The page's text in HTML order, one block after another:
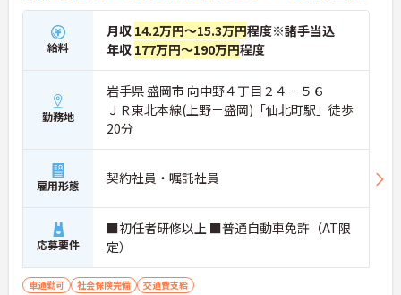
給料
月収 14.2万円～15.3万円程度※諸手当込
年収 177万円～190万円程度
勤務地
岩手県 盛岡市 向中野４丁目２４－５６
ＪＲ東北本線(上野－盛岡)「仙北町駅」徒歩
20分
雇用形態 契約社員・嘱託社員
応募要件
■初任者研修以上 ■普通自動車免許（AT限
定）
車通勤可 社会保険完備 交通費支給